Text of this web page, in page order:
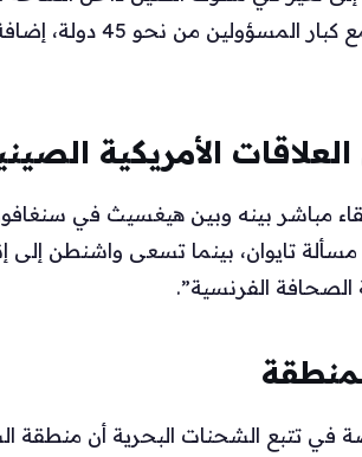
ظل المنتدى منصة للنقاش
الأمريكية
مباشر بينه وبين هيغسيث في
مسألة تايوان، بينما تسعى واشنطن إلى
الصحافة الفرنسية”.
في تتبع الشحنات البحرية أن